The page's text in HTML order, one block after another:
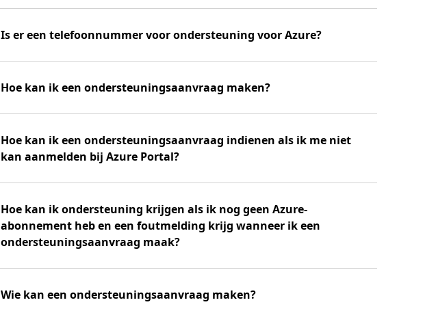
Is er een telefoonnummer voor ondersteuning voor Azure?
Hoe kan ik een ondersteuningsaanvraag maken?
Hoe kan ik een ondersteuningsaanvraag indienen als ik me niet
kan aanmelden bij Azure Portal?
Hoe kan ik ondersteuning krijgen als ik nog geen Azure-
abonnement heb en een foutmelding krijg wanneer ik een
ondersteuningsaanvraag maak?
Wie kan een ondersteuningsaanvraag maken?